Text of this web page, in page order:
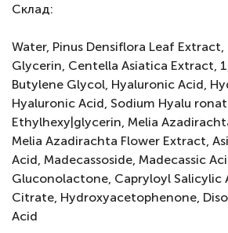
Склад:
Water, Pinus Densiflora Leaf Extract,
Glycerin, Centella Asiatica Extract,
Butylene Glycol, Hyaluronic Acid,
Hyaluronic Acid, Sodium Hyalu
Ethylhexy|glycerin, Melia
Melia Azadirachta Flower Extract,
Acid, Madecassoside, Madecassic
Gluconolactone, Capryloyl Salicylic
Citrate, Hydroxyacetophenone,
Acid